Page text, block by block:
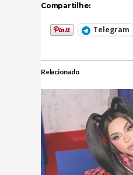
Compartilhe:
Telegram
Relacionado